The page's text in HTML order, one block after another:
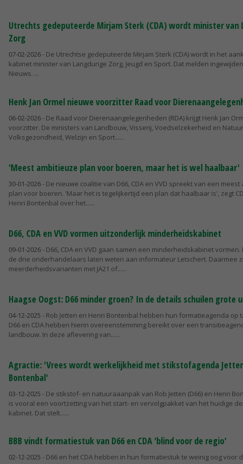
Utrechts gedeputeerde Mirjam Sterk (CDA) wordt minister van
Zorg
07-02-2026- De Utrechtse gedeputeerde Mirjam Sterk (CDA) wordt in het
kabinet minister van Langdurige Zorg, Jeugd en Sport. Dat melden
Nieuws.
Henk Jan Ormel nieuwe voorzitter Raad voor
06-02-2026- De Raad voor Dierenaangelegenheden (RDA) krijgt Henk Jan
voorzitter. De ministers van Landbouw, Visserij, Voedselzekerheid en
Volksgezondheid, Welzijn en Sport...
'Meest ambitieuze plan voor boeren, maar het is wel haalbaar'
30-01-2026- De nieuwe coalitie van D66, CDA en VVD spreekt van een meest
plan voor boeren. 'Maar het is tegelijkertijd een plan dat haalbaar is', zegt
Henri Bontenbal over het...
D66, CDA en VVD vormen uitzonderlijk minderheidskabinet
09-01-2026- D66, CDA en VVD gaan samen een minderheidskabinet
de drie onderhandelaars laten weten aan informateur Letschert. Daarmee
meerderheidsvarianten met JA21 of...
Haagse Oogst: D66 minder groen? In de details schuilen grote
04-12-2025 - Rob Jetten en Henri Bontenbal hebben hun formatieagenda op
D66 en CDA hebben hierin overeenstemming bereikt over een
landbouw. In deze aflevering van...
Agractie: 'Vrees wordt werkelijkheid met stikstofagenda
Bontenbal'
03-12-2025 - De stikstof- en natuuraaanpak van Rob Jetten (D66) en Henri
is vooral een voortzetting van het start- en vervolgpakket van het huidige
kabinet. Dat stelt...
BBB vindt formatiestuk van D66 en CDA 'blind voor de regio'
02-12-2025 - D66 en het CDA hebben in hun formatiestuk te weinig oog voor